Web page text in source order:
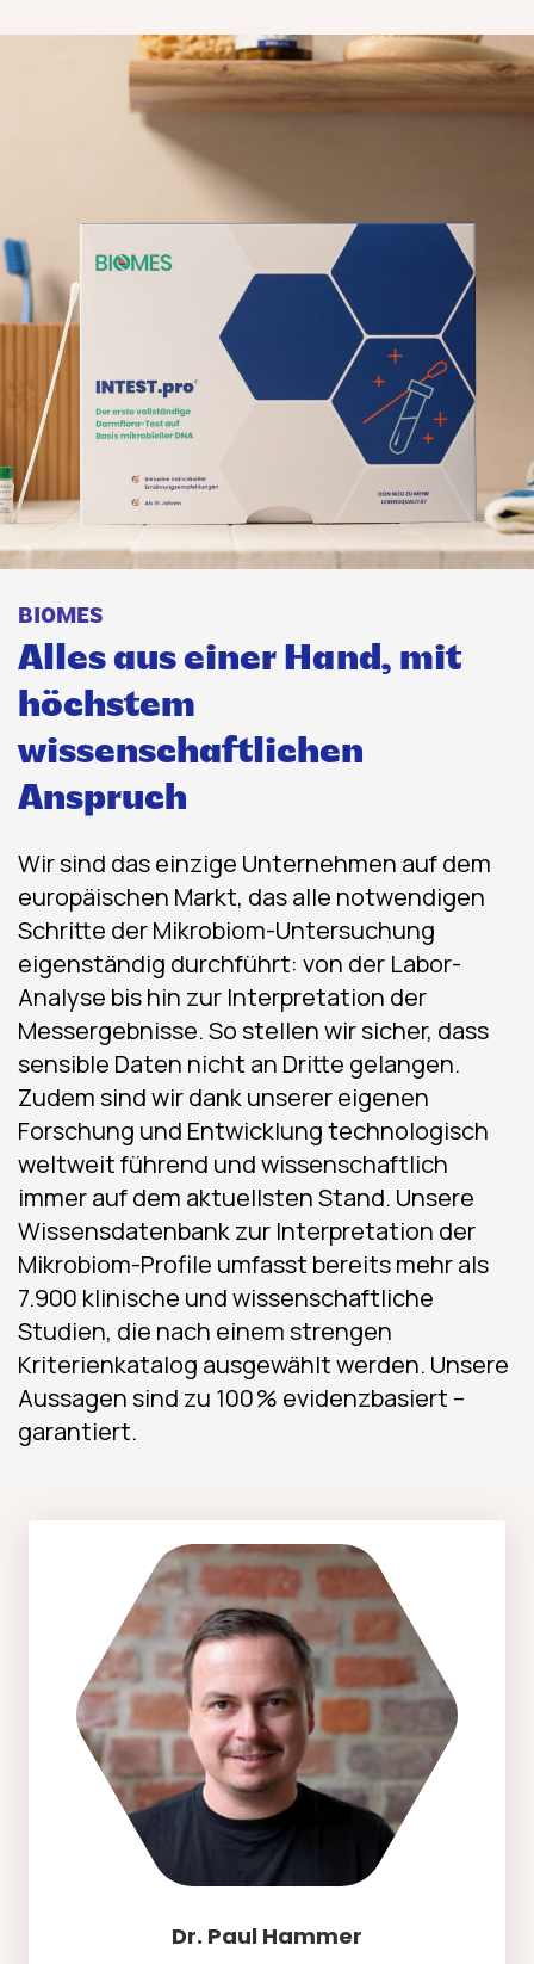
BIOMES
Alles aus einer Hand, mit
höchstem
wissenschaftlichen
Anspruch
Wir sind das einzige Unternehmen auf dem
europäischen Markt, das alle notwendigen
Schritte der Mikrobiom-Untersuchung
eigenständig durchführt: von der Labor-
Analyse bis hin zur Interpretation der
Messergebnisse. So stellen wir sicher, dass
sensible Daten nicht an Dritte gelangen.
Zudem sind wir dank unserer eigenen
Forschung und Entwicklung technologisch
weltweit führend und wissenschaftlich
immer auf dem aktuellsten Stand. Unsere
Wissensdatenbank zur Interpretation der
Mikrobiom-Profile umfasst bereits mehr als
7.900 klinische und wissenschaftliche
Studien, die nach einem strengen
Kriterienkatalog ausgewählt werden. Unsere
Aussagen sind zu 100 % evidenzbasiert –
garantiert.
Dr. Paul Hammer